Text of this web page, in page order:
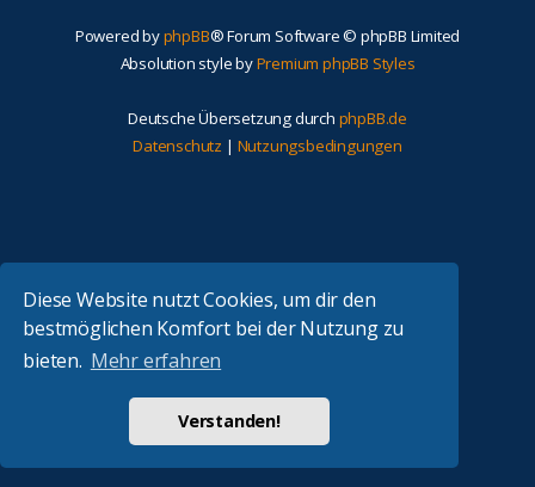
Diese Website nutzt Cookies, um dir den
bestmöglichen Komfort bei der Nutzung zu
bieten. Mehr erfahren
Verstanden!
Powered byphpBB® Forum Software © phpBB Limited
Absolution style byPremium phpBB Styles
Deutsche Übersetzung durch phpBB.de
Datenschutz | Nutzungsbedingungen